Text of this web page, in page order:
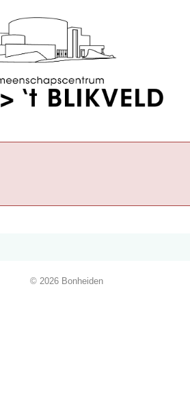
© 2026 Bonheiden